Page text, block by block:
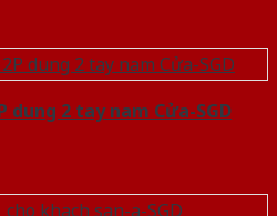
dung 2 tay nam Cửa-SGD